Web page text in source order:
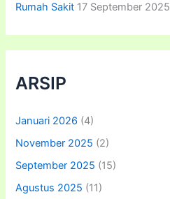
Rumah Sakit 17 September 2025
ARSIP
Januari 2026 (4)
November 2025 (2)
September 2025 (15)
Agustus 2025 (11)